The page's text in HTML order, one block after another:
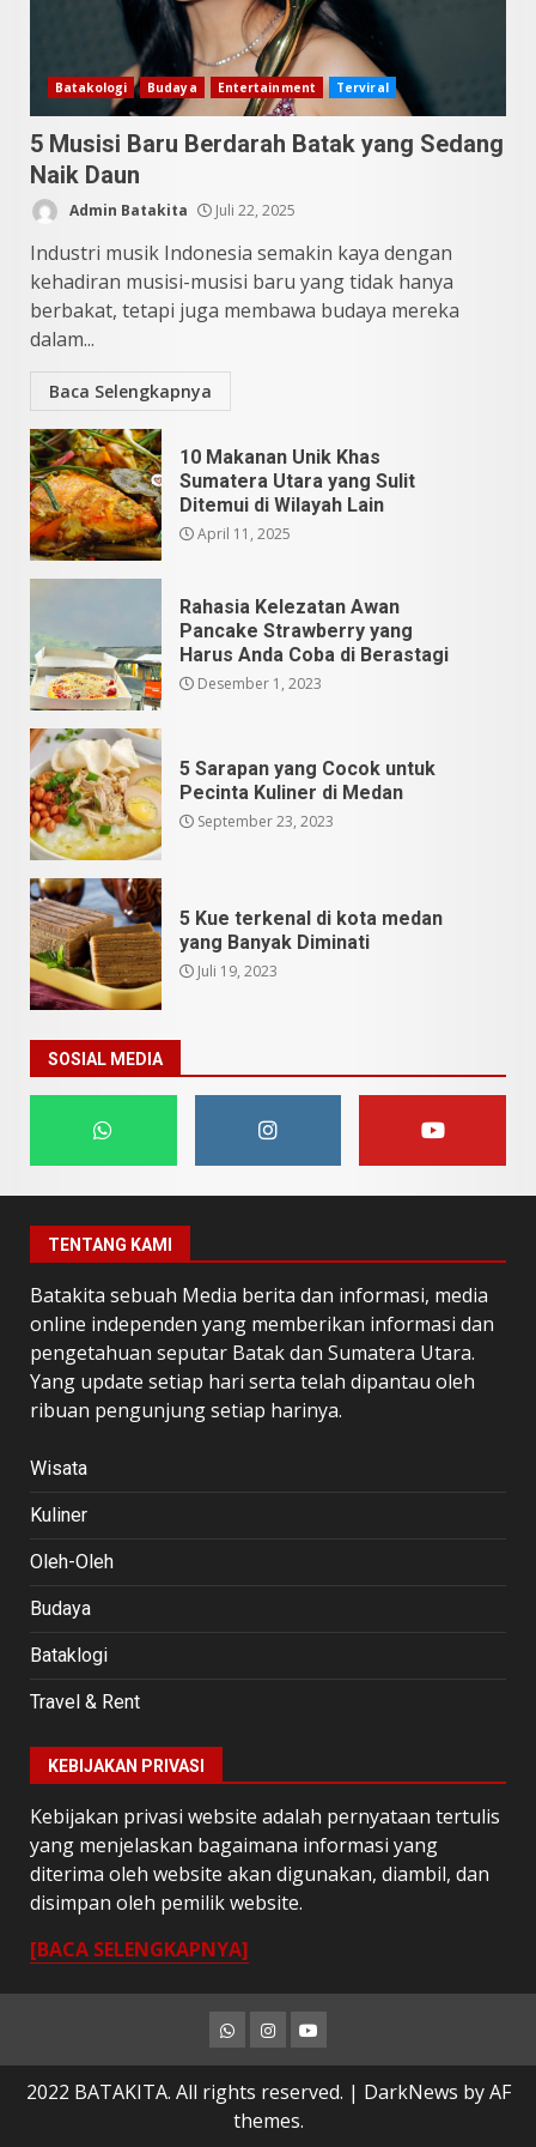
5
10 Kontroversial Orang Batak
Sering Jadi Perdebatan
Mei 25, 2026
Batakologi Budaya Entertainment Terviral
5 Musisi Baru Berdarah Batak yang Sedang
Naik Daun
Admin Batakita Juli 22, 2025
Industri musik Indonesia semakin kaya dengan
kehadiran musisi-musisi baru yang tidak hanya
berbakat, tetapi juga membawa budaya mereka
dalam...
Baca Selengkapnya
10 Makanan Unik Khas
Sumatera Utara yang Sulit
Ditemui di Wilayah Lain
April 11, 2025
Rahasia Kelezatan Awan
Pancake Strawberry yang
Harus Anda Coba di Berastagi
Desember 1, 2023
5 Sarapan yang Cocok untuk
Pecinta Kuliner di Medan
September 23, 2023
5 Kue terkenal di kota medan
yang Banyak Diminati
Juli 19, 2023
SOSIAL MEDIA
TENTANG KAMI
Batakita sebuah Media berita dan informasi, media
online independen yang memberikan informasi dan
pengetahuan seputar Batak dan Sumatera Utara.
Yang update setiap hari serta telah dipantau oleh
ribuan pengunjung setiap harinya.
Wisata
Kuliner
Oleh-Oleh
Budaya
Bataklogi
Travel & Rent
KEBIJAKAN PRIVASI
Kebijakan privasi website adalah pernyataan tertulis
yang menjelaskan bagaimana informasi yang
diterima oleh website akan digunakan, diambil, dan
disimpan oleh pemilik website.
[BACA SELENGKAPNYA]
Whatsapp
Instagram
Youtube
2022 BATAKITA. All rights reserved. | DarkNews by AF
themes.